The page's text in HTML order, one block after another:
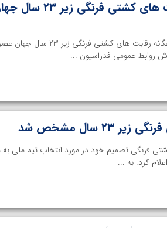
مراسم قرعه کشی رقابت
خانه کشتی | قرعه کشی اوزان دهگانه
روابط عمومی فدراسیون ...
سال مشخص شد
فرنگی تصمیم خود در مورد انتخاب تیم ملی